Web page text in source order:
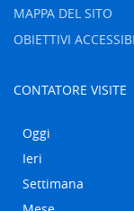
MAPPA DEL SITO
OBIETTIVI
CONTATORE VISITE
Oggi
Ieri
Settimana